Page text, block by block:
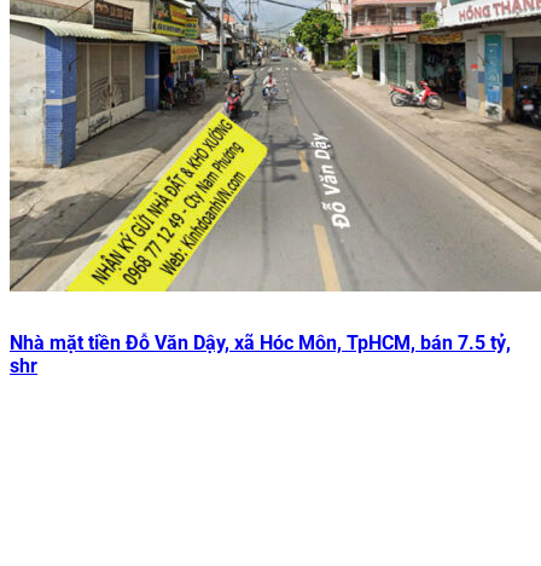
Nhà mặt tiền Đỗ Văn Dậy, xã Hóc Môn, TpHCM, bán 7.5 tỷ,
shr